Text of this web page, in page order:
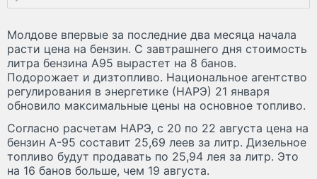
Молдове впервые за последние два месяца начала
расти цена на бензин. С завтрашнего дня стоимость
литра бензина А95 вырастет на 8 банов.
Подорожает и дизтопливо. Национальное агентство
регулирования в энергетике (НАРЭ) 21 января
обновило максимальные цены на основное топливо.
Согласно расчетам НАРЭ, с 20 по 22 августа цена на
бензин А-95 составит 25,69 леев за литр. Дизельное
топливо будут продавать по 25,94 лея за литр. Это
на 16 банов больше, чем 19 августа.